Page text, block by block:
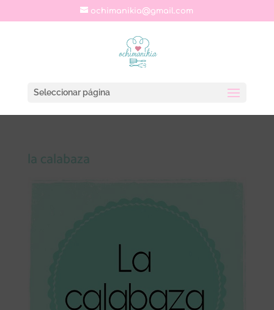
ochimanikia@gmail.com
Seleccionar página
la calabaza